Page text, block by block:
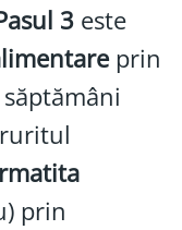
3este
prin
prin